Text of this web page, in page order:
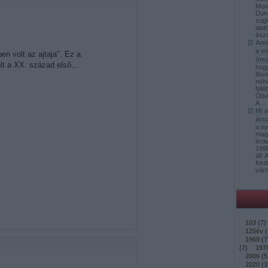
a
A...
Mi
a
áll:
103 (7)
125év (
1969 (7
(7)
2006 (5
2020 (
volt az ajtaja". Ez a
a XX. század első…